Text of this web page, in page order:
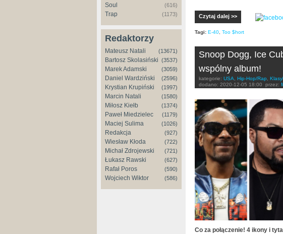
Soul (616)
Trap (1173)
Redaktorzy
Mateusz Natali (13671)
Bartosz Skolasiński (3537)
Marek Adamski (3059)
Daniel Wardziński (2596)
Krystian Krupiński (1997)
Marcin Natali (1580)
Miłosz Kiełb (1374)
Paweł Miedzielec (1179)
Maciej Sulima (1026)
Redakcja (927)
Wiesław Kłoda (722)
Michał Zdrojewski (721)
Łukasz Rawski (627)
Rafał Poros (590)
Wojciech Wiktor (586)
Czytaj dalej >>
Tagi: E-40 Too $hort
Snoop Dogg, Ice
wspólny album!
kategorie: USA Hip-Hop/Rap
dodano: 2020-12-05 18:00 przez:
Co za połączenie! 4 ikony i